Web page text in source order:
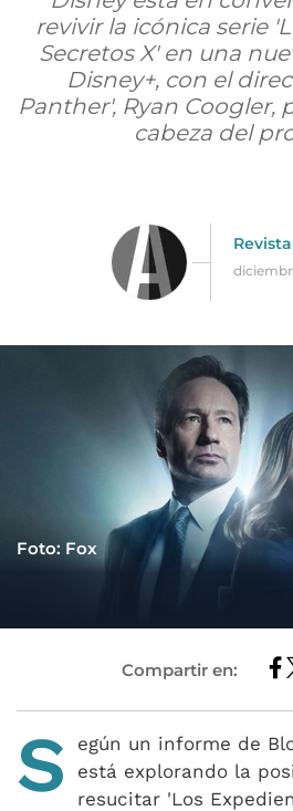
revivir la icónica serie
Secretos X' en una
Disney+, con el
Panther', Ryan Coogler,
cabeza del
Foto: Fox
Compartir en:
S
egún un informe de
está explorando la
resucitar 'Los